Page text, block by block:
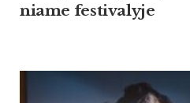
nia­me fes­ti­va­ly­je